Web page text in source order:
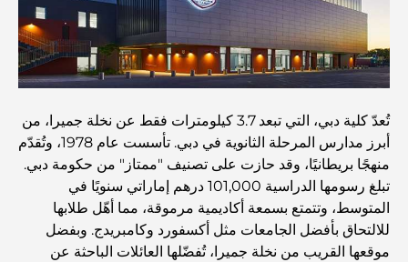
الرائع والمناظر الطبيعية الساحرة
مطاعم بإطلالة على برج العرب: تجربة طعام استثنائية في دبي
دليل شامل لأندية شاطئ نخلة جميرا لعام 2026
المطاعم الإيطالية في وسط مدينة دبي: تذوق إيطاليا في قلب
المدينة
أفضل 7 نوادي رياضية في دبي هيلز: اللياقة البدنية في أبهى
تُعدّ كلية دبي، التي تبعد 3.7 كيلومترات فقط عن نخلة جميرا، من
أبرز مدارس المرحلة الثانوية في دبي. تأسست عام 1978، وتُقدّم
منهجًا بريطانيًا، وقد حازت على تصنيف "ممتاز" من حكومة دبي.
تبلغ رسومها الدراسية 101,000 درهم إماراتي سنويًا في
المتوسط، وتتمتع بسمعة أكاديمية مرموقة، مما أهّل طلابها
للالتحاق بأفضل الجامعات مثل أكسفورد وكامبريدج. وبفضل
موقعها القريب من نخلة جميرا، تُفضّلها العائلات الباحثة عن